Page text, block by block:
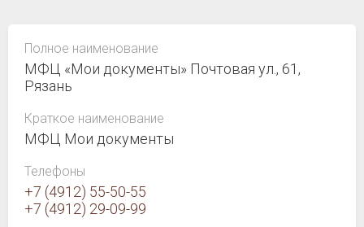
Полное наименование
МФЦ «Мои документы» Почтовая ул., 61,
Рязань
Краткое наименование
МФЦ Мои документы
Телефоны
+7 (4912) 55-50-55
+7 (4912) 29-09-99